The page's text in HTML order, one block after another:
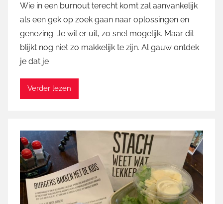
o
M
a
Wie in een burnout terecht komt zal aanvankelijk
als een gek op zoek gaan naar oplossingen en
genezing. Je wil er uit, zo snel mogelijk. Maar dit
blijkt nog niet zo makkelijk te zijn. Al gauw ontdek
je dat je
Verder lezen